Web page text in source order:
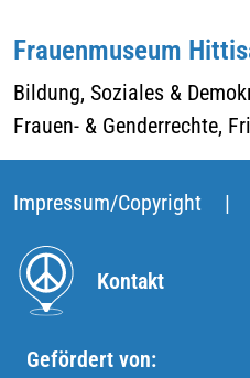
Frauenmuseum
Bildung, Soziales &
Frauen- & Genderrechte,
Impressum/Copyright |
Kontakt
Gefördert von: